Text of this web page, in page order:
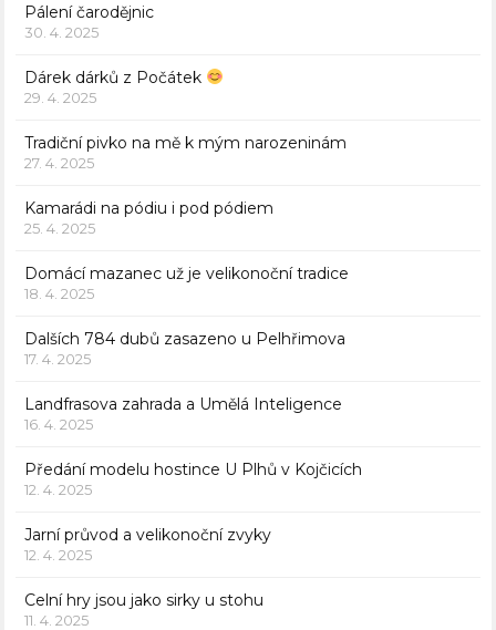
Pálení čarodějnic
30. 4. 2025
Dárek dárků z Počátek
29. 4. 2025
Tradiční pivko na mě k mým narozeninám
27. 4. 2025
Kamarádi na pódiu i pod pódiem
25. 4. 2025
Domácí mazanec už je velikonoční tradice
18. 4. 2025
Dalších 784 dubů zasazeno u Pelhřimova
17. 4. 2025
Landfrasova zahrada a Umělá Inteligence
16. 4. 2025
Předání modelu hostince U Plhů v Kojčicích
12. 4. 2025
Jarní průvod a velikonoční zvyky
12. 4. 2025
Celní hry jsou jako sirky u stohu
11. 4. 2025